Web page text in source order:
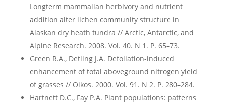
Longterm mammalian herbivory and nutrient
addition alter lichen community structure in
Alaskan dry heath tundra // Arctic, Antarctic, and
Alpine Research. 2008. Vol. 40. N 1. P. 65–73.
Green R.A., Detling J.A. Defoliation-induced
enhancement of total aboveground nitrogen yield
of grasses // Oikos. 2000. Vol. 91. N 2. P. 280–284.
Hartnett D.C., Fay P.A. Plant populations: patterns